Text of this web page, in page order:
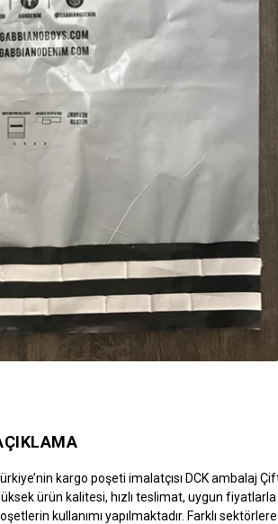
kargo poşeti imalatçısı DCK ambalaj
ürün kalitesi, hızlı teslimat, uygun
kullanımı yapılmaktadır. Farklı